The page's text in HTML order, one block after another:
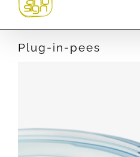
Plug-in-pees